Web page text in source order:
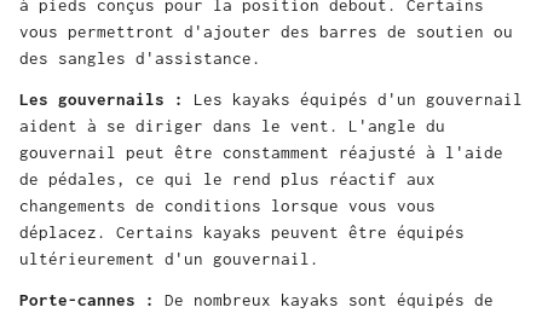
à pieds conçus pour la position debout. Certains
vous permettront d'ajouter des barres de soutien ou
des sangles d'assistance.
Les gouvernails :
Les kayaks équipés d'un gouvernail
aident à se diriger dans le vent. L'angle du
gouvernail peut être constamment réajusté à l'aide
de pédales, ce qui le rend plus réactif aux
changements de conditions lorsque vous vous
déplacez. Certains kayaks peuvent être équipés
ultérieurement d'un gouvernail.
Porte-cannes :
De nombreux kayaks sont équipés de